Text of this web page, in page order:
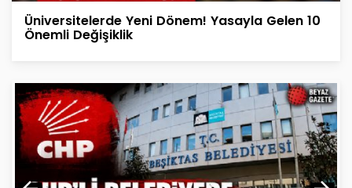
Üniversitelerde Yeni Dönem! Yasayla Gelen 10
Önemli Değişiklik